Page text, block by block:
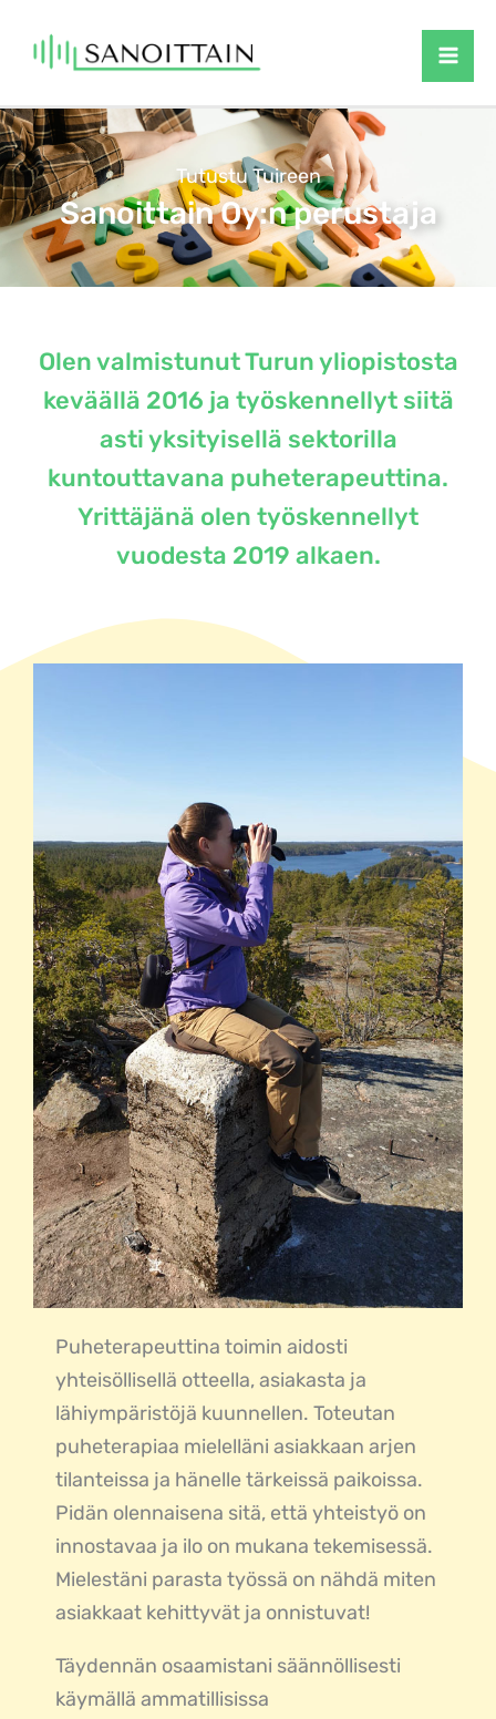
sisältöön
Tutustu Tuireen
Sanoittain Oy:n perustaja
Olen valmistunut Turun yliopistosta
keväällä 2016 ja työskennellyt siitä
asti yksityisellä sektorilla
kuntouttavana puheterapeuttina.
Yrittäjänä olen työskennellyt
vuodesta 2019 alkaen.
Puheterapeuttina toimin aidosti
yhteisöllisellä otteella, asiakasta ja
lähiympäristöjä kuunnellen. Toteutan
puheterapiaa mielelläni asiakkaan arjen
tilanteissa ja hänelle tärkeissä paikoissa.
Pidän olennaisena sitä, että yhteistyö on
innostavaa ja ilo on mukana tekemisessä.
Mielestäni parasta työssä on nähdä miten
asiakkaat kehittyvät ja onnistuvat!
Täydennän osaamistani säännöllisesti
käymällä ammatillisissa